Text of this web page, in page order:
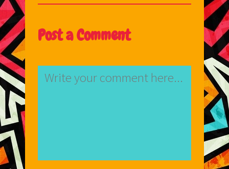
Post a Comment